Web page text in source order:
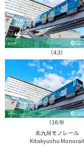
（4:3）
（16:9）
北九州モノレール
Kitakyushu Monorail